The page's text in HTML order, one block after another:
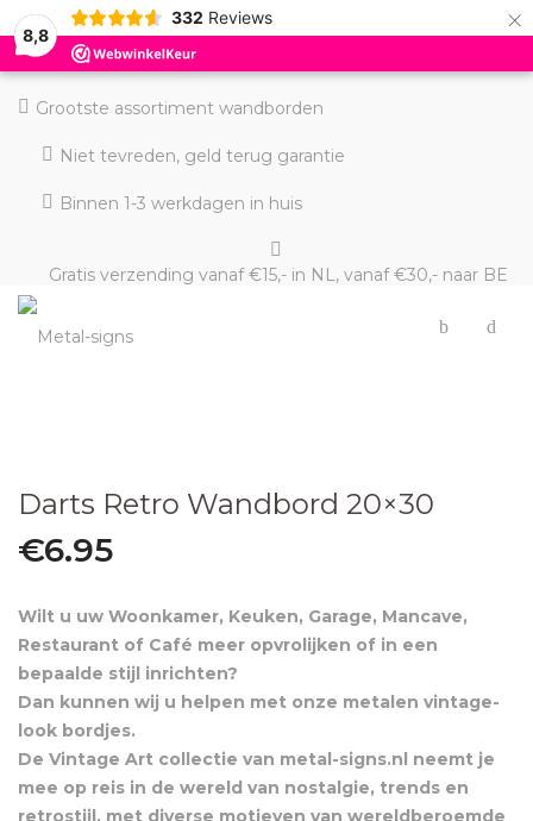
8,8
332 Reviews ×
Grootste assortiment wandborden
Niet tevreden, geld terug garantie
Binnen 1-3 werkdagen in huis
Gratis verzending vanaf €15,- in NL, vanaf €30,- naar BE
Darts Retro Wandbord 20×30
€6.95
Wilt u uw Woonkamer, Keuken, Garage, Mancave,
Restaurant of Café meer opvrolijken of in een
bepaalde stijl inrichten?
Dan kunnen wij u helpen met onze metalen vintage-
look bordjes.
De Vintage Art collectie van metal-signs.nl neemt je
mee op reis in de wereld van nostalgie, trends en
retrostijl, met diverse motieven van wereldberoemde